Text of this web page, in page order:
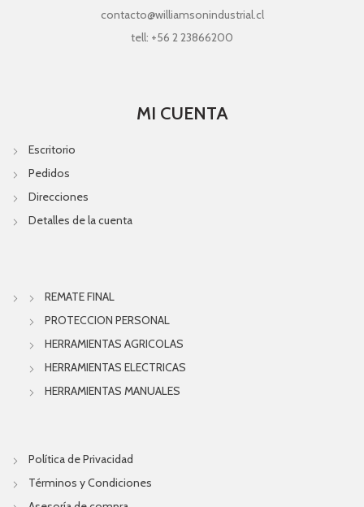
contacto@williamsonindustrial.cl
tell: +56 2 23866200
MI CUENTA
Escritorio
Pedidos
Direcciones
Detalles de la cuenta
REMATE FINAL
PROTECCION PERSONAL
HERRAMIENTAS AGRICOLAS
HERRAMIENTAS ELECTRICAS
HERRAMIENTAS MANUALES
Política de Privacidad
Términos y Condiciones